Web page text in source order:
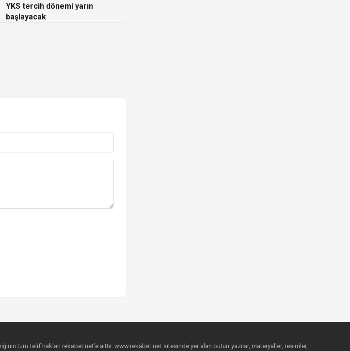
YKS tercih dönemi yarın
başlayacak
tüm telif hakları rekabet.net’e aittir. www.rekabet.net sitesinde yer alan bütün yazılar, materyaller, resimler,